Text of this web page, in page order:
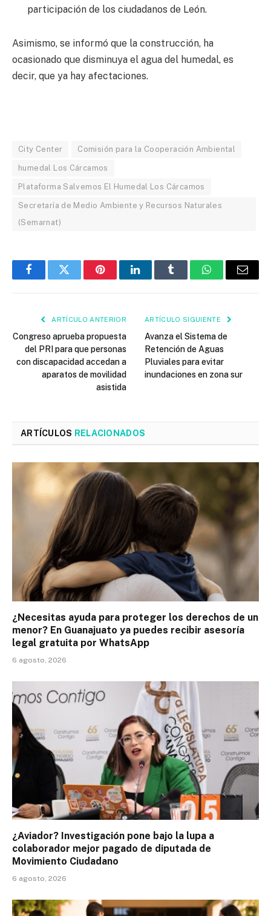
participación de los ciudadanos de León.
Asimismo, se informó que la construcción, ha
ocasionado que disminuya el agua del humedal, es
decir, que ya hay afectaciones.
City Center Comisión para la Cooperación Ambiental
humedal Los Cárcamos
Plataforma Salvemos El Humedal Los Cárcamos
Secretaría de Medio Ambiente y Recursos Naturales
(Semarnat)
FacebookTwitter PinterestLinkedInTumblr WhatsAppEmail
ARTÍCULO ANTERIOR
Congreso aprueba propuesta
del PRI para que personas
con discapacidad accedan a
aparatos de movilidad
asistida
ARTÍCULO SIGUIENTE
Avanza el Sistema de
Retención de Aguas
Pluviales para evitar
inundaciones en zona sur
ARTÍCULOS RELACIONADOS
¿Necesitas ayuda para proteger los derechos de un
menor? En Guanajuato ya puedes recibir asesoría
legal gratuita por WhatsApp
6 agosto, 2026
¿Aviador? Investigación pone bajo la lupa a
colaborador mejor pagado de diputada de
Movimiento Ciudadano
6 agosto, 2026